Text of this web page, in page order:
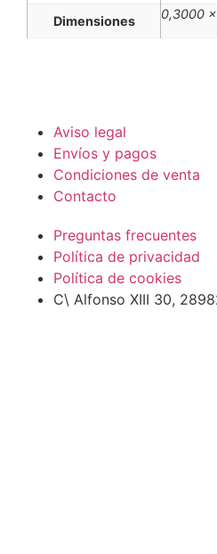
Dimensiones 0,3000
Aviso legal
Envíos y pagos
Condiciones de venta
Contacto
Preguntas frecuentes
Política de privacidad
Política de cookies
C\ Alfonso XIII 30,